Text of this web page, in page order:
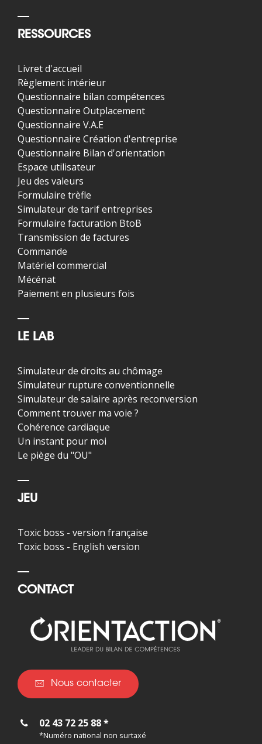
RESSOURCES
Livret d'accueil
Règlement intérieur
Questionnaire bilan compétences
Questionnaire Outplacement
Questionnaire V.A.E
Questionnaire Création d'entreprise
Questionnaire Bilan d'orientation
Espace utilisateur
Jeu des valeurs
Formulaire trèfle
Simulateur de tarif entreprises
Formulaire facturation BtoB
Transmission de factures
Commande
Matériel commercial
Mécénat
Paiement en plusieurs fois
LE LAB
Simulateur de droits au chômage
Simulateur rupture conventionnelle
Simulateur de salaire après reconversion
Comment trouver ma voie ?
Cohérence cardiaque
Un instant pour moi
Le piège du "OU"
JEU
Toxic boss - version française
Toxic boss - English version
CONTACT
Nous contacter
02 43 72 25 88 *
*Numéro national non surtaxé